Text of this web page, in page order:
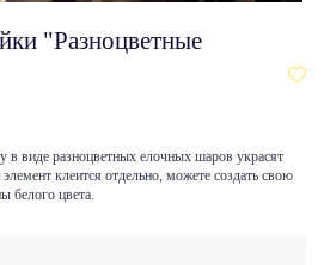
"Разноцветные
в виде разноцветных елочных шаров украсят
клеится отдельно, можете создать свою
белого цвета.